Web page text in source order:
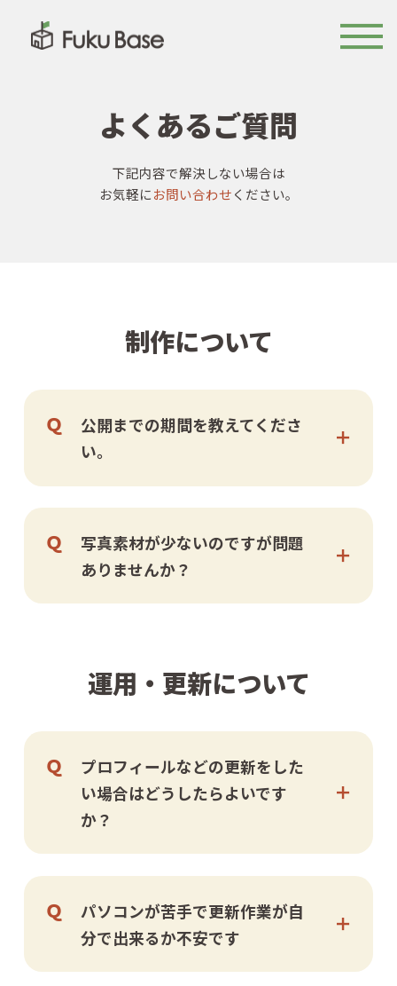
よくあるご質問
下記内容で解決しない場合は
お気軽にお問い合わせください。
制作について
公開までの期間を教えてくださ
い。
写真素材が少ないのですが問題
ありませんか？
運用・更新について
プロフィールなどの更新をした
い場合はどうしたらよいです
か？
パソコンが苦手で更新作業が自
分で出来るか不安です